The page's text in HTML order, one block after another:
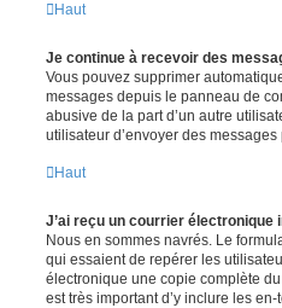
Haut
Je continue à recevoir des
Vous pouvez supprimer
messages depuis le panneau de
abusive de la part d’un autre
utilisateur d’envoyer des messages
Haut
J’ai reçu un courrier électronique
Nous en sommes navrés. Le
qui essaient de repérer les
électronique une copie complète
est très important d’y inclure les